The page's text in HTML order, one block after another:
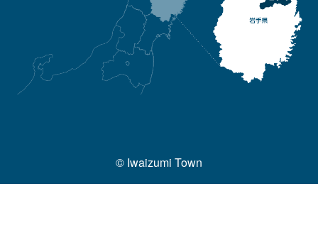
© Iwaizumi Town